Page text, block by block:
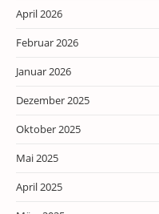
April 2026
Februar 2026
Januar 2026
Dezember 2025
Oktober 2025
Mai 2025
April 2025